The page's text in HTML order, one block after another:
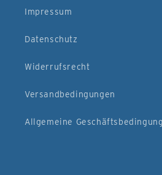
Impressum
Datenschutz
Widerrufsrecht
Versandbedingungen
Allgemeine